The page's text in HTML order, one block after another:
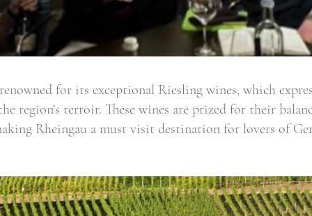
for its exceptional Riesling wines, which
region's terroir. These wines are prized for their
Rheingau a must visit destination for lovers of